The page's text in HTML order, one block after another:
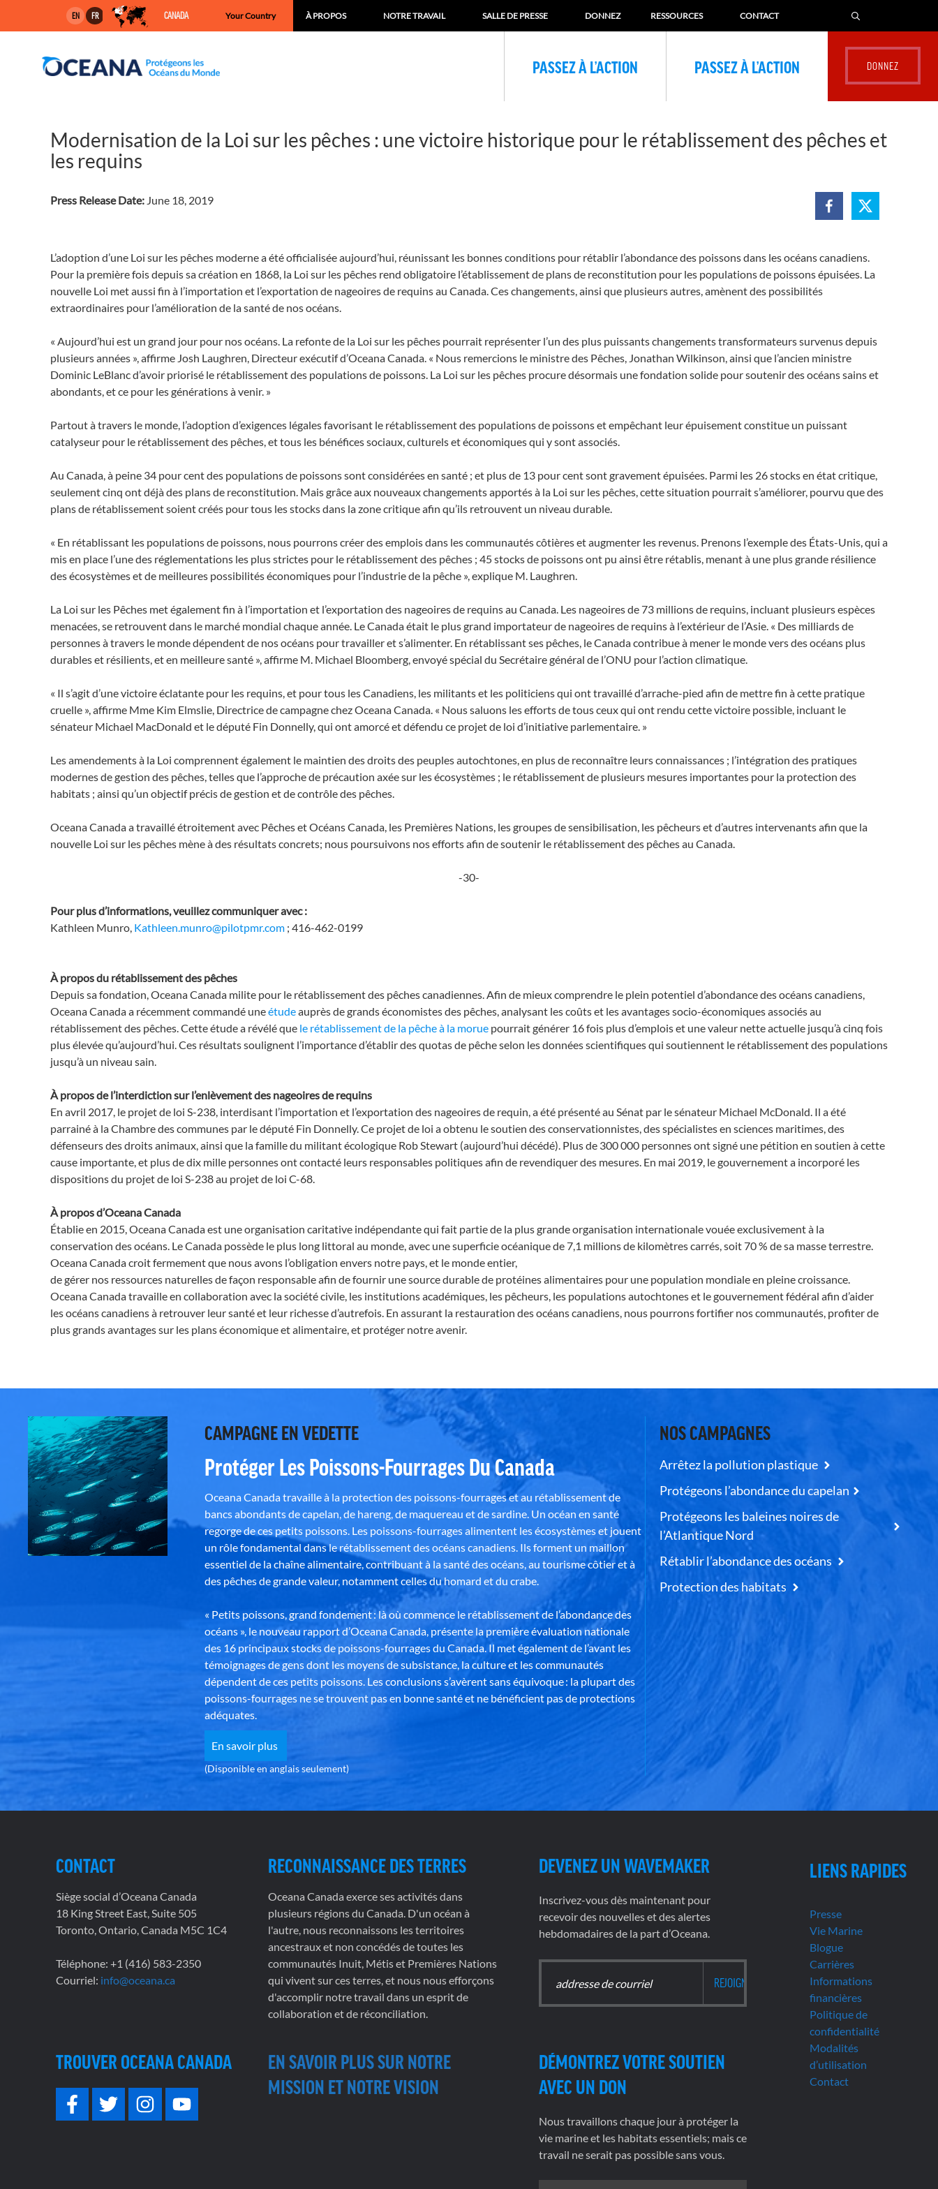
EN FR CANADA Your Country À PROPOS NOTRE TRAVAIL SALLE DE PRESSE DONNEZ RESSOURCES CONTACT
PASSEZ À L’ACTION PASSEZ À L’ACTION
Modernisation de la Loi sur les pêches : une victoire historique pour le rétablissement des pêches et
les requins
Press Release Date: June 18, 2019
L’adoption d’une Loi sur les pêches moderne a été officialisée aujourd’hui, réunissant les bonnes conditions pour rétablir l’abondance des poissons dans les océans canadiens.
Pour la première fois depuis sa création en 1868, la Loi sur les pêches rend obligatoire l’établissement de plans de reconstitution pour les populations de poissons épuisées. La
nouvelle Loi met aussi fin à l’importation et l’exportation de nageoires de requins au Canada. Ces changements, ainsi que plusieurs autres, amènent des possibilités
extraordinaires pour l’amélioration de la santé de nos océans.
« Aujourd’hui est un grand jour pour nos océans. La refonte de la Loi sur les pêches pourrait représenter l’un des plus puissants changements transformateurs survenus depuis
plusieurs années », affirme Josh Laughren, Directeur exécutif d’Oceana Canada. « Nous remercions le ministre des Pêches, Jonathan Wilkinson, ainsi que l’ancien ministre
Dominic LeBlanc d’avoir priorisé le rétablissement des populations de poissons. La Loi sur les pêches procure désormais une fondation solide pour soutenir des océans sains et
abondants, et ce pour les générations à venir. »
Partout à travers le monde, l’adoption d’exigences légales favorisant le rétablissement des populations de poissons et empêchant leur épuisement constitue un puissant
catalyseur pour le rétablissement des pêches, et tous les bénéfices sociaux, culturels et économiques qui y sont associés.
Au Canada, à peine 34 pour cent des populations de poissons sont considérées en santé ; et plus de 13 pour cent sont gravement épuisées. Parmi les 26 stocks en état critique,
seulement cinq ont déjà des plans de reconstitution. Mais grâce aux nouveaux changements apportés à la Loi sur les pêches, cette situation pourrait s’améliorer, pourvu que des
plans de rétablissement soient créés pour tous les stocks dans la zone critique afin qu’ils retrouvent un niveau durable.
« En rétablissant les populations de poissons, nous pourrons créer des emplois dans les communautés côtières et augmenter les revenus. Prenons l’exemple des États-Unis, qui a
mis en place l’une des réglementations les plus strictes pour le rétablissement des pêches ; 45 stocks de poissons ont pu ainsi être rétablis, menant à une plus grande résilience
des écosystèmes et de meilleures possibilités économiques pour l’industrie de la pêche », explique M. Laughren.
La Loi sur les Pêches met également fin à l’importation et l’exportation des nageoires de requins au Canada. Les nageoires de 73 millions de requins, incluant plusieurs espèces
menacées, se retrouvent dans le marché mondial chaque année. Le Canada était le plus grand importateur de nageoires de requins à l’extérieur de l’Asie. « Des milliards de
personnes à travers le monde dépendent de nos océans pour travailler et s’alimenter. En rétablissant ses pêches, le Canada contribue à mener le monde vers des océans plus
durables et résilients, et en meilleure santé », affirme M. Michael Bloomberg, envoyé spécial du Secrétaire général de l’ONU pour l’action climatique.
« Il s’agit d’une victoire éclatante pour les requins, et pour tous les Canadiens, les militants et les politiciens qui ont travaillé d’arrache-pied afin de mettre fin à cette pratique
cruelle », affirme Mme Kim Elmslie, Directrice de campagne chez Oceana Canada. « Nous saluons les efforts de tous ceux qui ont rendu cette victoire possible, incluant le
sénateur Michael MacDonald et le député Fin Donnelly, qui ont amorcé et défendu ce projet de loi d’initiative parlementaire. »
Les amendements à la Loi comprennent également le maintien des droits des peuples autochtones, en plus de reconnaître leurs connaissances ; l’intégration des pratiques
modernes de gestion des pêches, telles que l’approche de précaution axée sur les écosystèmes ; le rétablissement de plusieurs mesures importantes pour la protection des
habitats ; ainsi qu’un objectif précis de gestion et de contrôle des pêches.
Oceana Canada a travaillé étroitement avec Pêches et Océans Canada, les Premières Nations, les groupes de sensibilisation, les pêcheurs et d’autres intervenants afin que la
nouvelle Loi sur les pêches mène à des résultats concrets; nous poursuivons nos efforts afin de soutenir le rétablissement des pêches au Canada.
-30-
Pour plus d’informations, veuillez communiquer avec :
Kathleen Munro, Kathleen.munro@pilotpmr.com ; 416-462-0199
À propos du rétablissement des pêches
Depuis sa fondation, Oceana Canada milite pour le rétablissement des pêches canadiennes. Afin de mieux comprendre le plein potentiel d’abondance des océans canadiens,
Oceana Canada a récemment commandé uneétudeauprès de grands économistes des pêches, analysant les coûts et les avantages socio-économiques associés au
rétablissement des pêches. Cette étude a révélé que le rétablissement de la pêche à la morue pourrait générer 16 fois plus d’emplois et une valeur nette actuelle jusqu’à cinq fois
plus élevée qu’aujourd’hui. Ces résultats soulignent l’importance d’établir des quotas de pêche selon les données scientifiques qui soutiennent le rétablissement des populations
jusqu’à un niveau sain.
À propos de l’interdiction sur l’enlèvement des nageoires de requins
En avril 2017, le projet de loi S-238, interdisant l’importation et l’exportation des nageoires de requin, a été présenté au Sénat par le sénateur Michael McDonald. Il a été
parrainé à la Chambre des communes par le député Fin Donnelly. Ce projet de loi a obtenu le soutien des conservationnistes, des spécialistes en sciences maritimes, des
défenseurs des droits animaux, ainsi que la famille du militant écologique Rob Stewart (aujourd’hui décédé). Plus de 300 000 personnes ont signé une pétition en soutien à cette
cause importante, et plus de dix mille personnes ont contacté leurs responsables politiques afin de revendiquer des mesures. En mai 2019, le gouvernement a incorporé les
dispositions du projet de loi S-238 au projet de loi C-68.
À propos d’Oceana Canada
Établie en 2015, Oceana Canada est une organisation caritative indépendante qui fait partie de la plus grande organisation internationale vouée exclusivement à la
conservation des océans. Le Canada possède le plus long littoral au monde, avec une superficie océanique de 7,1 millions de kilomètres carrés, soit 70 % de sa masse terrestre.
Oceana Canada croit fermement que nous avons l’obligation envers notre pays, et le monde entier,
de gérer nos ressources naturelles de façon responsable afin de fournir une source durable de protéines alimentaires pour une population mondiale en pleine croissance.
Oceana Canada travaille en collaboration avec la société civile, les institutions académiques, les pêcheurs, les populations autochtones et le gouvernement fédéral afin d’aider
les océans canadiens à retrouver leur santé et leur richesse d’autrefois. En assurant la restauration des océans canadiens, nous pourrons fortifier nos communautés, profiter de
plus grands avantages sur les plans économique et alimentaire, et protéger notre avenir.
CAMPAGNE EN VEDETTE
Protéger Les Poissons-Fourrages Du Canada
Oceana Canada travaille à la protection des poissons-fourrages et au rétablissement de
bancs abondants de capelan, de hareng, de maquereau et de sardine. Un océan en santé
regorge de ces petits poissons. Les poissons-fourrages alimentent les écosystèmes et jouent
un rôle fondamental dans le rétablissement des océans canadiens. Ils forment un maillon
essentiel de la chaîne alimentaire, contribuant à la santé des océans, au tourisme côtier et à
des pêches de grande valeur, notamment celles du homard et du crabe.
« Petits poissons, grand fondement : là où commence le rétablissement de l’abondance des
océans », le nouveau rapport d’Oceana Canada, présente la première évaluation nationale
des 16 principaux stocks de poissons-fourrages du Canada. Il met également de l’avant les
témoignages de gens dont les moyens de subsistance, la culture et les communautés
dépendent de ces petits poissons. Les conclusions s’avèrent sans équivoque : la plupart des
poissons-fourrages ne se trouvent pas en bonne santé et ne bénéficient pas de protections
adéquates.
En savoir plus
(Disponible en anglais seulement)
NOS CAMPAGNES
Arrêtez la pollution plastique
Protégeons l’abondance du capelan
Protégeons les baleines noires de
l’Atlantique Nord
Rétablir l’abondance des océans
Protection des habitats
CONTACT
Siège social d’Oceana Canada
18 King Street East, Suite 505
Toronto, Ontario, Canada M5C 1C4
Téléphone: +1 (416) 583-2350
Courriel: info@oceana.ca
TROUVER OCEANA CANADA
RECONNAISSANCE DES TERRES
Oceana Canada exerce ses activités dans
plusieurs régions du Canada. D'un océan à
l'autre, nous reconnaissons les territoires
ancestraux et non concédés de toutes les
communautés Inuit, Métis et Premières Nations
qui vivent sur ces terres, et nous nous efforçons
d'accomplir notre travail dans un esprit de
collaboration et de réconciliation.
EN SAVOIR PLUS SUR NOTRE
MISSION ET NOTRE VISION
DEVENEZ UN WAVEMAKER
Inscrivez-vous dès maintenant pour
recevoir des nouvelles et des alertes
hebdomadaires de la part d’Oceana.
DÉMONTREZ VOTRE SOUTIEN
AVEC UN DON
Nous travaillons chaque jour à protéger la
vie marine et les habitats essentiels; mais ce
travail ne serait pas possible sans vous.
LIENS RAPIDES
Presse
Vie Marine
Blogue
Carrières
Informations
financières
Politique de
confidentialité
Modalités
d’utilisation
Contact